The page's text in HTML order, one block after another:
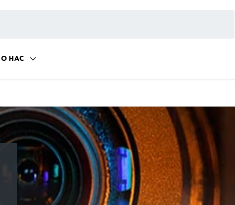
О НАС